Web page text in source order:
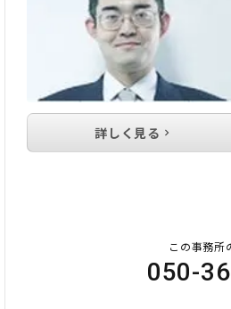
詳しく見る
この事務所
050-